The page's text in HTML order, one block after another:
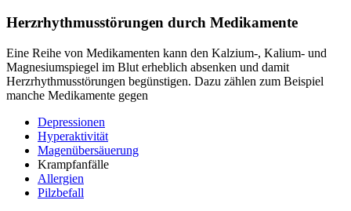
Herzrhythmusstörungen durch Medikamente
Eine Reihe von Medikamenten kann den Kalzium-, Kalium- und
Magnesiumspiegel im Blut erheblich absenken und damit
Herzrhythmusstörungen begünstigen. Dazu zählen zum Beispiel
manche Medikamente gegen
Depressionen
Hyperaktivität
Magenübersäuerung
Krampfanfälle
Allergien
Pilzbefall